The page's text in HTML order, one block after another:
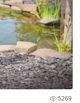
5269